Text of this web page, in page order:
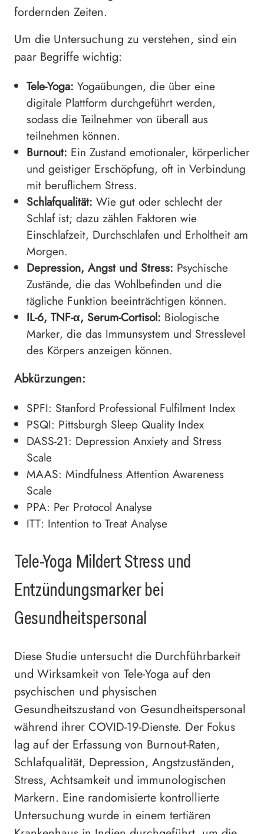
fordernden Zeiten.
Um die Untersuchung zu verstehen, sind ein
paar Begriffe wichtig:
Tele-Yoga: Yogaübungen, die über eine
digitale Plattform durchgeführt werden,
sodass die Teilnehmer von überall aus
teilnehmen können.
Burnout: Ein Zustand emotionaler, körperlicher
und geistiger Erschöpfung, oft in Verbindung
mit beruflichem Stress.
Schlafqualität: Wie gut oder schlecht der
Schlaf ist; dazu zählen Faktoren wie
Einschlafzeit, Durchschlafen und Erholtheit am
Morgen.
Depression, Angst und Stress: Psychische
Zustände, die das Wohlbefinden und die
tägliche Funktion beeinträchtigen können.
IL-6, TNF-α, Serum-Cortisol: Biologische
Marker, die das Immunsystem und Stresslevel
des Körpers anzeigen können.
Abkürzungen:
SPFI: Stanford Professional Fulfilment Index
PSQI: Pittsburgh Sleep Quality Index
DASS-21: Depression Anxiety and Stress
Scale
MAAS: Mindfulness Attention Awareness
Scale
PPA: Per Protocol Analyse
ITT: Intention to Treat Analyse
Tele-Yoga Mildert Stress und
Entzündungsmarker bei
Gesundheitspersonal
Diese Studie untersucht die Durchführbarkeit
und Wirksamkeit von Tele-Yoga auf den
psychischen und physischen
Gesundheitszustand von Gesundheitspersonal
während ihrer COVID-19-Dienste. Der Fokus
lag auf der Erfassung von Burnout-Raten,
Schlafqualität, Depression, Angstzuständen,
Stress, Achtsamkeit und immunologischen
Markern. Eine randomisierte kontrollierte
Untersuchung wurde in einem tertiären